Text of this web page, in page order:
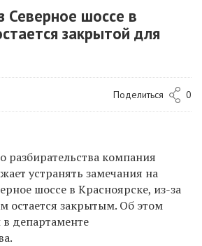
Северное шоссе в
закрытой для
Поделиться 0
разбирательства компания
устранять замечания на
шоссе в Красноярске, из-за
остается закрытым. Об этом
департаменте